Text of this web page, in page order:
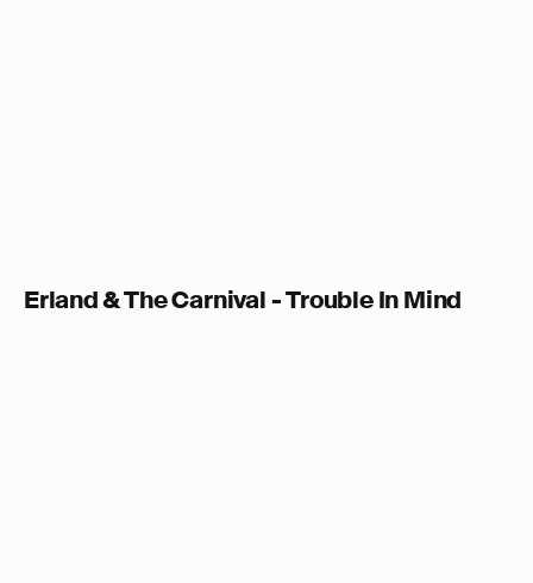
Erland & The Carnival - Trouble In Mind